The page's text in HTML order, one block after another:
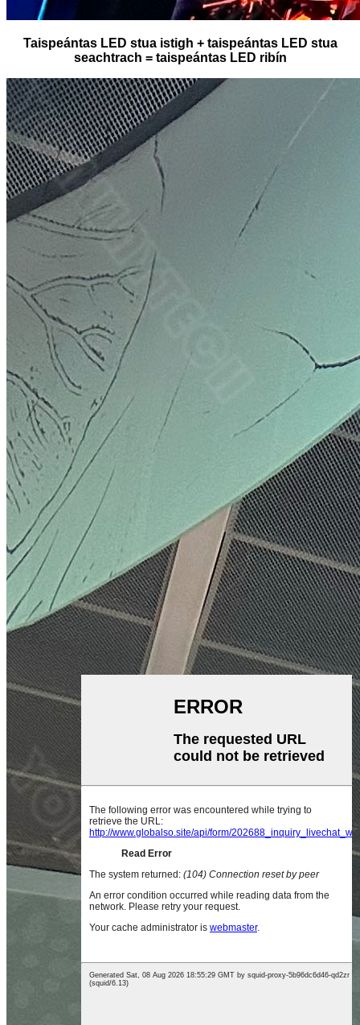
Taispeántas LED stua istigh + taispeántas LED stua
seachtrach = taispeántas LED ribín